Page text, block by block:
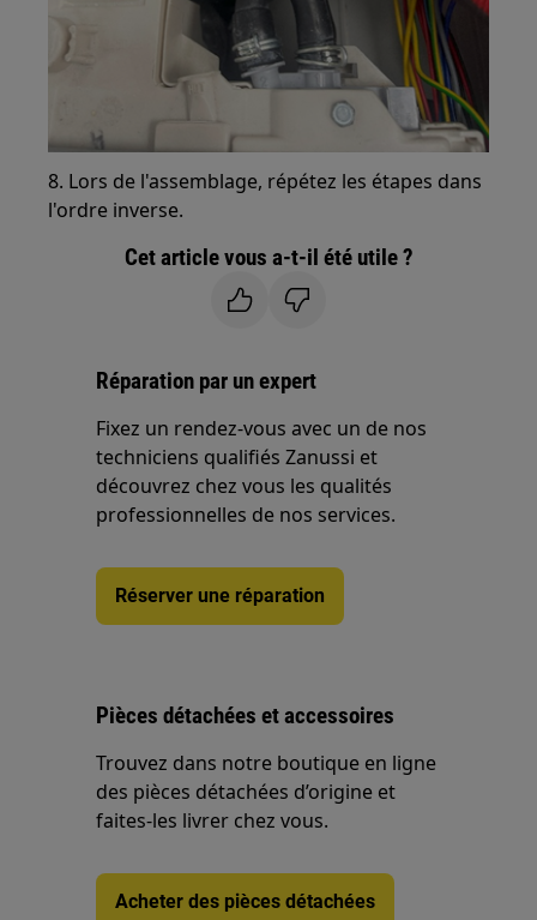
8. Lors de l'assemblage, répétez les étapes dans
l'ordre inverse.
Cet article vous a-t-il été utile ?
Réparation par un expert
Fixez un rendez-vous avec un de nos
techniciens qualifiés Zanussi et
découvrez chez vous les qualités
professionnelles de nos services.
Réserver une réparation
Pièces détachées et accessoires
Trouvez dans notre boutique en ligne
des pièces détachées d’origine et
faites-les livrer chez vous.
Acheter des pièces détachées